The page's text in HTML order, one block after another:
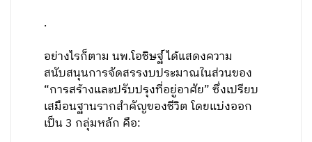
.
อย่างไรก็ตาม นพ.โอชิษฐ์ ได้แสดงความ
สนับสนุนการจัดสรรงบประมาณในส่วนของ
“การสร้างและปรับปรุงที่อยู่อาศัย” ซึ่งเปรียบ
เสมือนฐานรากสำคัญของชีวิต โดยแบ่งออก
เป็น 3 กลุ่มหลัก คือ: